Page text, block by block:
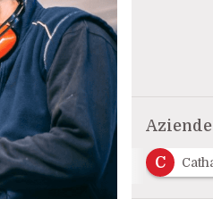
Aziende
C Cathay Pacific F